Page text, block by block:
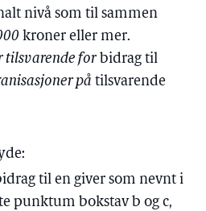
nivå som til sammen
kroner eller mer.
tilsvarende for bidrag til
på tilsvarende
til en giver som nevnt i
punktum bokstav b og c,